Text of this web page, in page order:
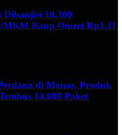
Dibanjiri 10.300
Raup Omzet Rp1,11
di Monas, Produk
14.000 Paket